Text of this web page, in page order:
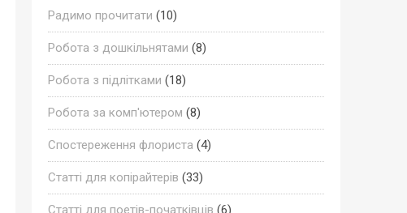
Радимо прочитати (10)
Робота з дошкільнятами (8)
Робота з підлітками (18)
Робота за комп'ютером (8)
Спостереження флориста (4)
Статті для копірайтерів (33)
Статті для поетів-початківців (6)